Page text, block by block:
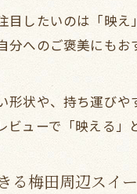
オフ
仕
職
持
人気急
したいのは「映
分へのご褒美にも
形状や、持ち運び
ューで「映える
る梅田周辺スイ